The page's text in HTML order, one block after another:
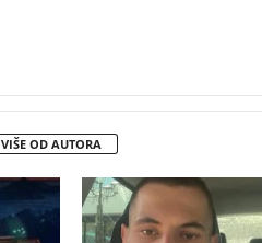
VIŠE OD AUTORA